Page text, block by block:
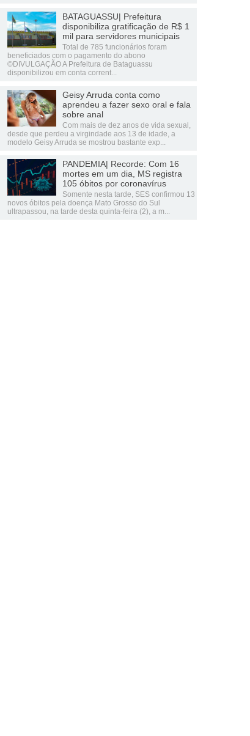
BATAGUASSU| Prefeitura
disponibiliza gratificação de R$ 1
mil para servidores municipais
Total de 785 funcionários foram
beneficiados com o pagamento do abono
©DIVULGAÇÃO A Prefeitura de Bataguassu
disponibilizou em conta corrent...
Geisy Arruda conta como
aprendeu a fazer sexo oral e fala
sobre anal
Com mais de dez anos de vida sexual,
desde que perdeu a virgindade aos 13 de idade, a
modelo Geisy Arruda se mostrou bastante exp...
PANDEMIA| Recorde: Com 16
mortes em um dia, MS registra
105 óbitos por coronavírus
Somente nesta tarde, SES confirmou 13
novos óbitos pela doença Mato Grosso do Sul
ultrapassou, na tarde desta quinta-feira (2), a m...